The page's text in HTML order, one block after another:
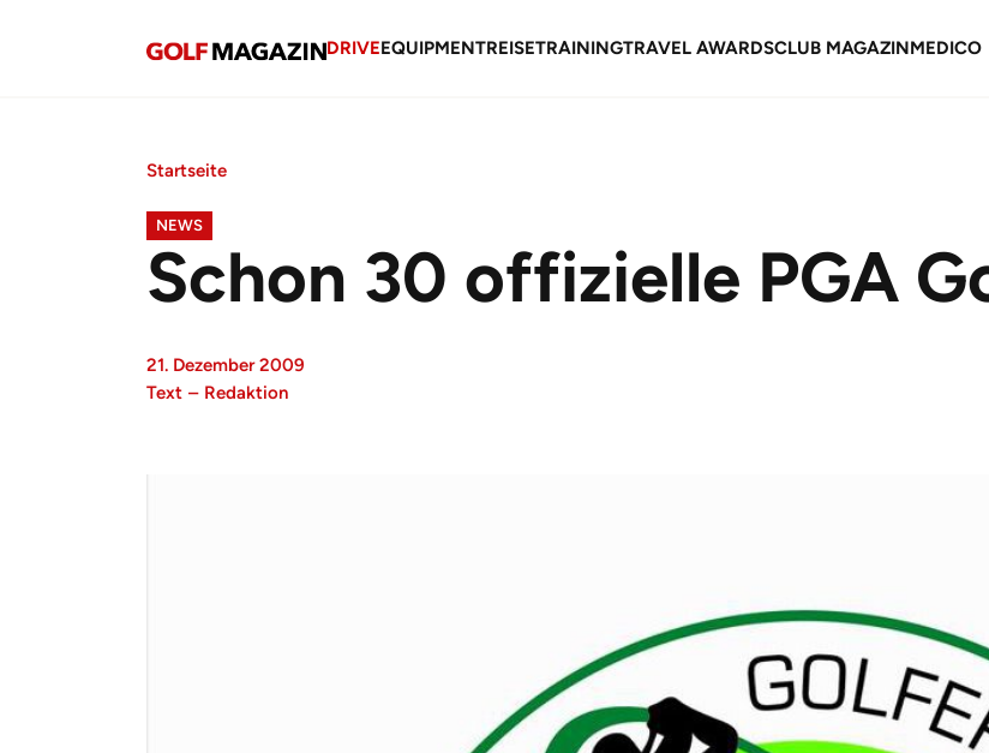
DRIVEEQUIPMENTREISETRAININGTRAVEL AWARDSCLUB MAGAZINMEDICO
Startseite
NEWS
Schon 30 offizielle PGA
21. Dezember 2009
Text – Redaktion